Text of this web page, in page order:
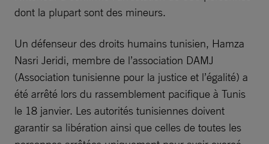
dont la plupart sont des mineurs.
Un défenseur des droits humains tunisien, Hamza
Nasri Jeridi, membre de l’association DAMJ
(Association tunisienne pour la justice et l’égalité) a
été arrêté lors du rassemblement pacifique à Tunis
le 18 janvier. Les autorités tunisiennes doivent
garantir sa libération ainsi que celles de toutes les